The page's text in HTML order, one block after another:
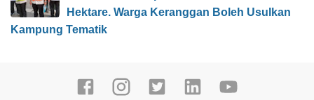
Hektare. Warga Keranggan Boleh Usulkan
Kampung Tematik